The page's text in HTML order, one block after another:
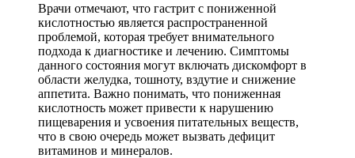
Врачи отмечают, что гастрит с пониженной
кислотностью является распространенной
проблемой, которая требует внимательного
подхода к диагностике и лечению. Симптомы
данного состояния могут включать дискомфорт в
области желудка, тошноту, вздутие и снижение
аппетита. Важно понимать, что пониженная
кислотность может привести к нарушению
пищеварения и усвоения питательных веществ,
что в свою очередь может вызвать дефицит
витаминов и минералов.